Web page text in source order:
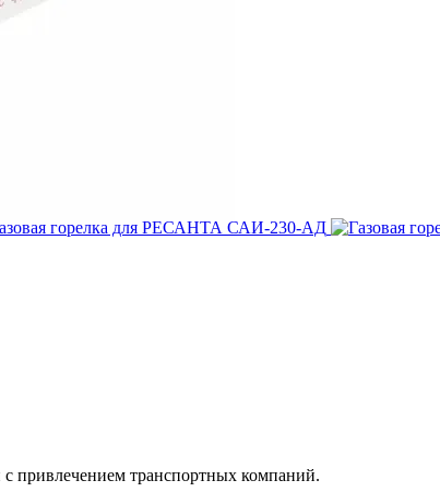
привлечением транспортных компаний.